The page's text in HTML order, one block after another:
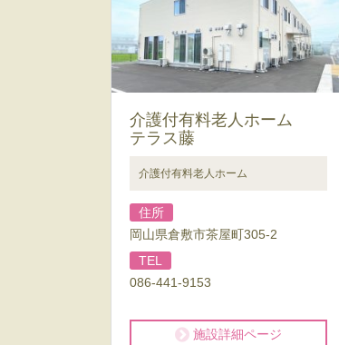
介護付有料老人ホーム
テラス藤
介護付有料老人ホーム
住所
岡山県倉敷市茶屋町305-2
TEL
086-441-9153
施設詳細ページ